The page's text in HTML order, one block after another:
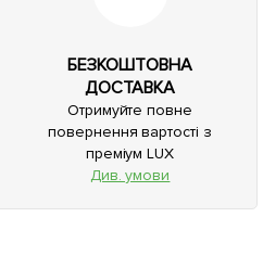
БЕЗКОШТОВНА
ДОСТАВКА
Отримуйте повне
повернення вартості з
преміум LUX
Див. умови